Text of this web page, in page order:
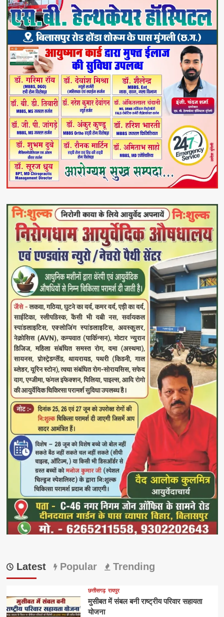
Latest Popular Trending
छत्तीसगढ़ रायपुर
मुसीबत में संबल बनी राष्ट्रीय परिवार सहायता
योजना